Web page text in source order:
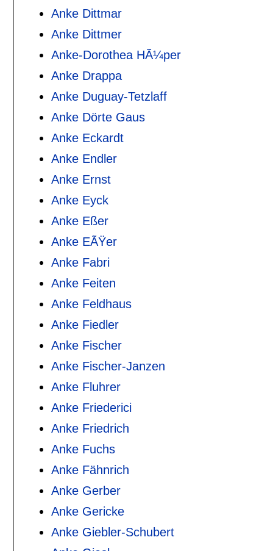
Anke Dittmar
Anke Dittmer
Anke-Dorothea HÃ¼per
Anke Drappa
Anke Duguay-Tetzlaff
Anke Dörte Gaus
Anke Eckardt
Anke Endler
Anke Ernst
Anke Eyck
Anke Eßer
Anke EÃŸer
Anke Fabri
Anke Feiten
Anke Feldhaus
Anke Fiedler
Anke Fischer
Anke Fischer-Janzen
Anke Fluhrer
Anke Friederici
Anke Friedrich
Anke Fuchs
Anke Fähnrich
Anke Gerber
Anke Gericke
Anke Giebler-Schubert